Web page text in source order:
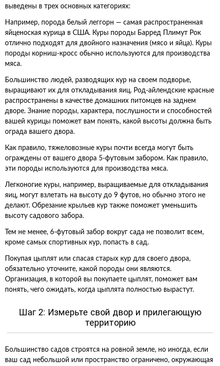
выведены в трех основных категориях:
Например, порода белый леггорн — самая распространенная
яйценоская курица в США. Куры породы Барред Плимут Рок
отлично подходят для двойного назначения (мясо и яйца). Куры
породы корниш-кросс обычно используются для производства
мяса.
Большинство людей, разводящих кур на своем подворье,
выращивают их для откладывания яиц. Род-айлендские красные
распространены в качестве домашних питомцев на заднем
дворе. Знание породы, характера, послушности и способностей
вашей курицы поможет вам понять, какой высоты должна быть
ограда вашего двора.
Как правило, тяжеловозные куры почти всегда могут быть
ограждены от вашего двора 5-футовым забором. Как правило,
эти породы используются для производства мяса.
Легконогие куры, например, выращиваемые для откладывания
яиц, могут взлетать на высоту до 9 футов, но обычно этого не
делают. Обрезание крыльев кур также поможет уменьшить
высоту садового забора.
Тем не менее, 6-футовый забор вокруг сада не позволит всем,
кроме самых спортивных кур, попасть в сад.
Покупая цыплят или спасая старых кур для своего двора,
обязательно уточните, какой породы они являются.
Организация, в которой вы покупаете цыплят, поможет вам
понять, чего ожидать, когда цыплята полностью вырастут.
Шаг 2: Измерьте свой двор и прилегающую
территорию
Большинство садов строятся на ровной земле, но иногда, если
ваш сад небольшой или пространство ограничено, окружающая